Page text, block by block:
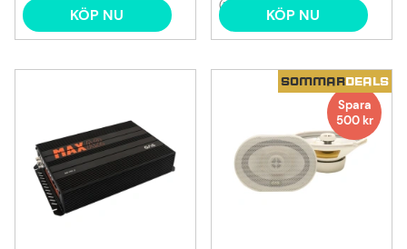
KÖP NU (1) KÖP NU
SOMMARDEALS
Spara
500kr